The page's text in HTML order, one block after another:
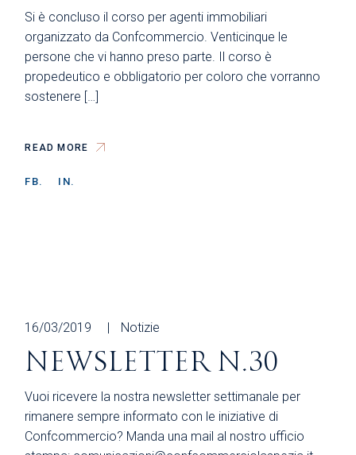
Si è concluso il corso per agenti immobiliari
organizzato da Confcommercio. Venticinque le
persone che vi hanno preso parte. Il corso è
propedeutico e obbligatorio per coloro che vorranno
sostenere […]
READ MORE
FB. IN.
16/03/2019 Notizie
NEWSLETTER N.30
Vuoi ricevere la nostra newsletter settimanale per
rimanere sempre informato con le iniziative di
Confcommercio? Manda una mail al nostro ufficio